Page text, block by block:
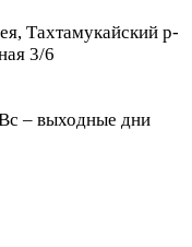
Тахтамукайский р-
3/6
– выходные дни